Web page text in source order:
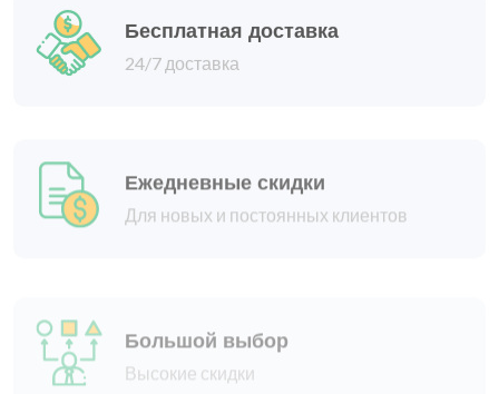
24/7 доставка
Для новых и постоянных клиентов
Высокие скидки